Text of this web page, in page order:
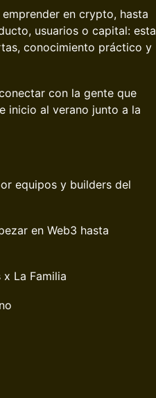
en crypto, hasta
usuarios o capital: esta
conocimiento práctico y
con la gente que
inicio al verano junto a la
equipos y builders del
en Web3 hasta
La Familia